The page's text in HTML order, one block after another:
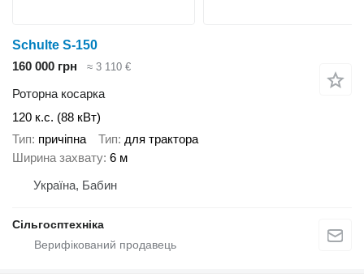
Schulte S-150
160 000 грн
≈ 3 110 €
Роторна косарка
120 к.с. (88 кВт)
Тип причіпна Тип для трактора
Ширина захвату 6 м
Україна, Бабин
Сільгосптехніка